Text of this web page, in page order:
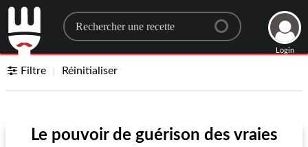
Search for a recipe
Login
Filtre Réinitialiser
Le pouvoir de guérison des vraies